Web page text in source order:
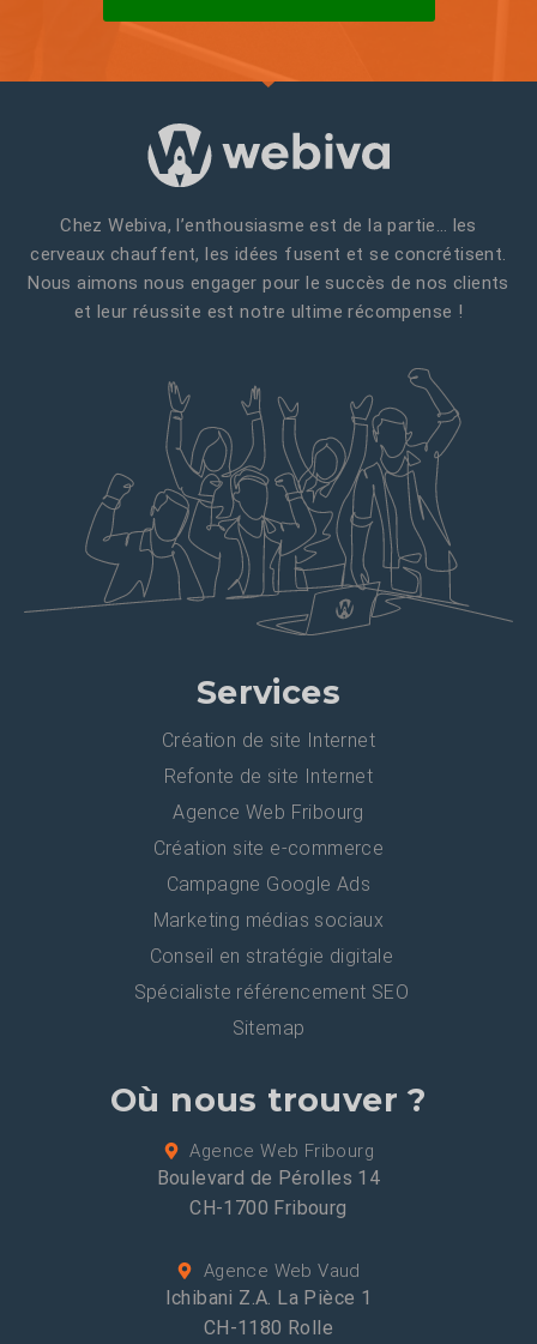
Chez Webiva, l’enthousiasme est de la partie… les
cerveaux chauffent, les idées fusent et se concrétisent.
Nous aimons nous engager pour le succès de nos clients
et leur réussite est notre ultime récompense !
Services
Création de site Internet
Refonte de site Internet
Agence Web Fribourg
Création site e-commerce
Campagne Google Ads
Marketing médias sociaux
Conseil en stratégie digitale
Spécialiste référencement SEO
Sitemap
Où nous trouver ?
Agence Web Fribourg
Boulevard de Pérolles 14
CH-1700 Fribourg
Agence Web Vaud
Ichibani Z.A. La Pièce 1
CH-1180 Rolle